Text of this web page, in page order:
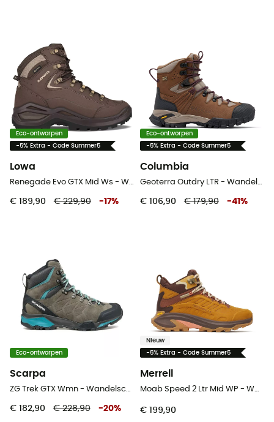
Eco-ontworpen
-5% Extra - Code Summer5
Lowa
€ 189,90 € 229,90 -17%
Eco-ontworpen
-5% Extra - Code Summer5
Columbia
€ 106,90 € 179,90 -41 %
Eco-ontworpen
Scarpa
€ 182,90 € 228,90 -20%
Nieuw
-5% Extra - Code Summer5
Merrell
€ 199,90